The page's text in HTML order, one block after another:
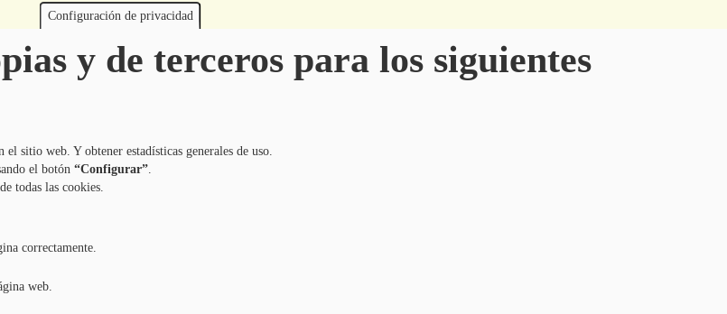
Educación Ambiental Escolar de la Mancomunidad de la
Comarca de Pamplona
Pie
CONTÁCTANOS
Configuración de privacidad
y de terceros para los siguientes
sitio web. Y obtener estadísticas generales de uso.
el botón“Configurar”.
todas las cookies.
correctamente.
web.